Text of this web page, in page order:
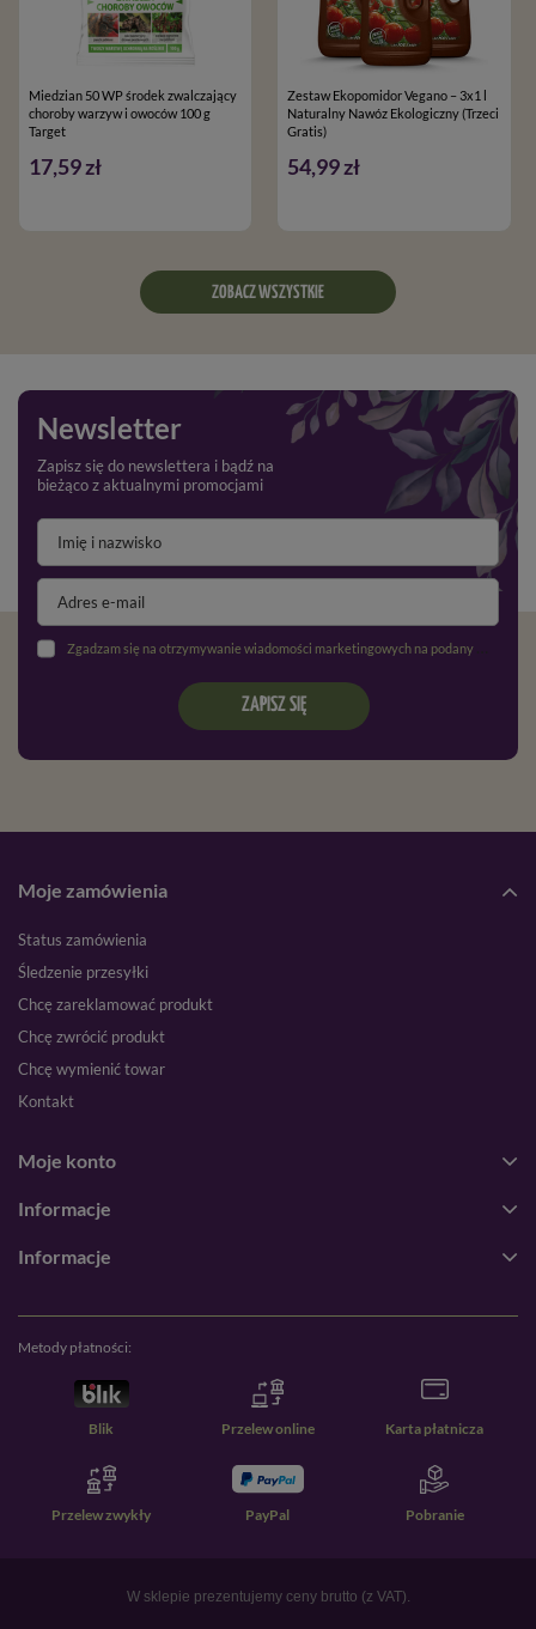
Miedzian 50 WP środek zwalczający
choroby warzyw i owoców 100 g
Target
17,59 zł
Zestaw Ekopomidor Vegano – 3x1 l
Naturalny Nawóz Ekologiczny (Trzeci
Gratis)
54,99 zł
ZOBACZ WSZYSTKIE
Newsletter
Zapisz się do newslettera i bądź na
bieżąco z aktualnymi promocjami
Zgadzam się na otrzymywanie wiadomości marketingowych na podany adres e-mail oraz przetwarzanie danych osobowych zgodnie z
ZAPISZ SIĘ
Moje zamówienia
Status zamówienia
Śledzenie przesyłki
Chcę zareklamować produkt
Chcę zwrócić produkt
Chcę wymienić towar
Kontakt
Moje konto
Informacje
Informacje
Metody płatności:
Blik Przelew online Karta płatnicza
Przelew zwykły PayPal Pobranie
W sklepie prezentujemy ceny brutto (z VAT).